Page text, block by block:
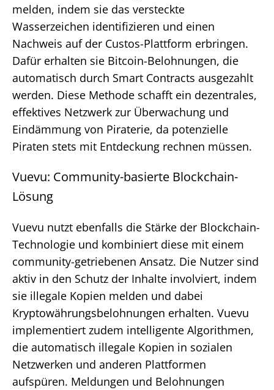
melden, indem sie das versteckte
Wasserzeichen identifizieren und einen
Nachweis auf der Custos-Plattform erbringen.
Dafür erhalten sie Bitcoin-Belohnungen, die
automatisch durch Smart Contracts ausgezahlt
werden. Diese Methode schafft ein dezentrales,
effektives Netzwerk zur Überwachung und
Eindämmung von Piraterie, da potenzielle
Piraten stets mit Entdeckung rechnen müssen.
Vuevu: Community-basierte Blockchain-
Lösung
Vuevu nutzt ebenfalls die Stärke der Blockchain-
Technologie und kombiniert diese mit einem
community-getriebenen Ansatz. Die Nutzer sind
aktiv in den Schutz der Inhalte involviert, indem
sie illegale Kopien melden und dabei
Kryptowährungsbelohnungen erhalten. Vuevu
implementiert zudem intelligente Algorithmen,
die automatisch illegale Kopien in sozialen
Netzwerken und anderen Plattformen
aufspüren. Meldungen und Belohnungen